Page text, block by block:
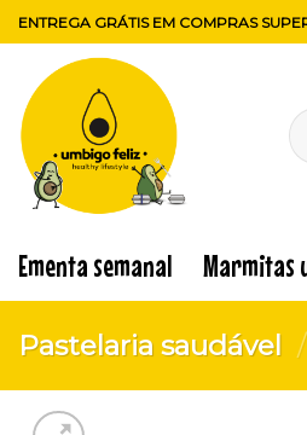
Skip
to
content
ENTREGA GRÁTIS EM COMPRAS
Ementa semanal Marmitas
Pastelaria saudável /